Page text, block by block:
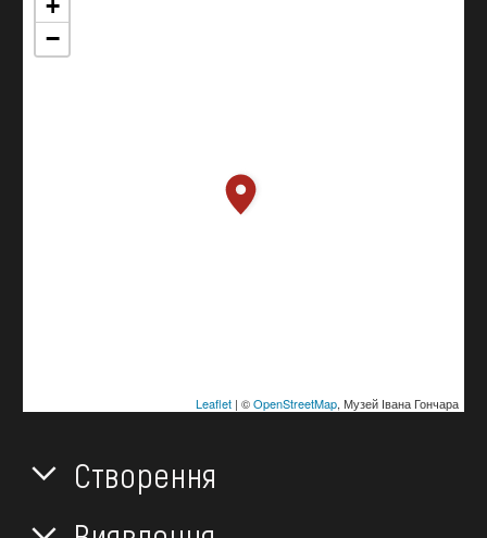
+
−
Leaflet| ©OpenStreetMap, Музей Івана Гончара
Створення